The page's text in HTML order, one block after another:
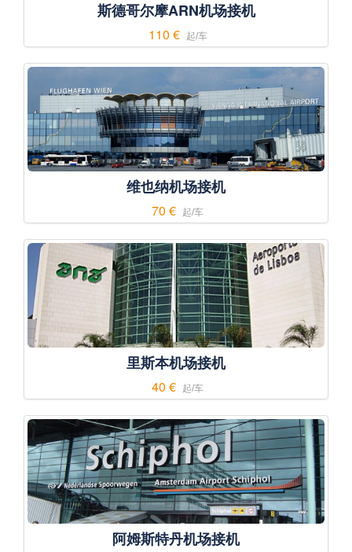
斯德哥尔摩ARN机场接机
110 € 起/车
维也纳机场接机
70 € 起/车
里斯本机场接机
40 € 起/车
阿姆斯特丹机场接机